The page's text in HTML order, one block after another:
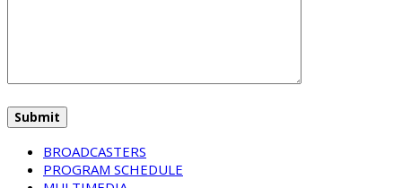
BROADCASTERS
PROGRAM SCHEDULE